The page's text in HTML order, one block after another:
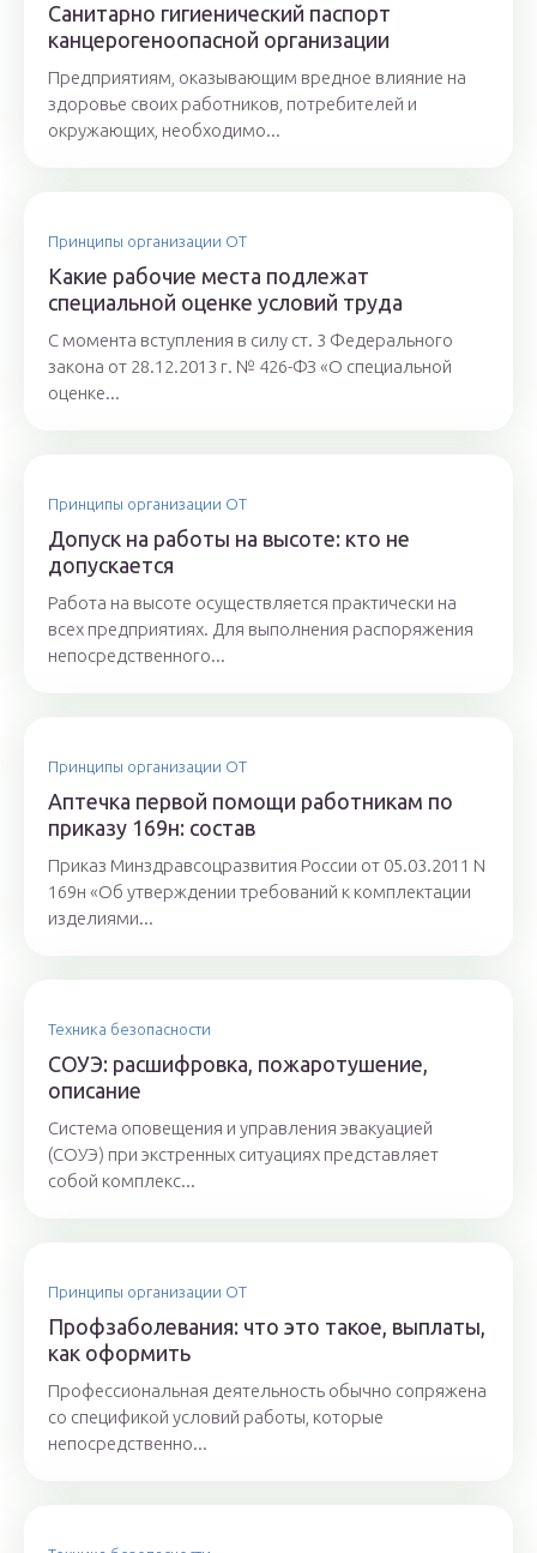
Санитарно гигиенический паспорт
канцерогеноопасной организации
Предприятиям, оказывающим вредное влияние на
здоровье своих работников, потребителей и
окружающих, необходимо...
Принципы организации ОТ
Какие рабочие места подлежат
специальной оценке условий труда
С момента вступления в силу ст. 3 Федерального
закона от 28.12.2013 г. № 426-ФЗ «О специальной
оценке...
Принципы организации ОТ
Допуск на работы на высоте: кто не
допускается
Работа на высоте осуществляется практически на
всех предприятиях. Для выполнения распоряжения
непосредственного...
Принципы организации ОТ
Аптечка первой помощи работникам по
приказу 169н: состав
Приказ Минздравсоцразвития России от 05.03.2011 N
169н «Об утверждении требований к комплектации
изделиями...
Техника безопасности
СОУЭ: расшифровка, пожаротушение,
описание
Система оповещения и управления эвакуацией
(СОУЭ) при экстренных ситуациях представляет
собой комплекс...
Принципы организации ОТ
Профзаболевания: что это такое, выплаты,
как оформить
Профессиональная деятельность обычно сопряжена
со спецификой условий работы, которые
непосредственно...